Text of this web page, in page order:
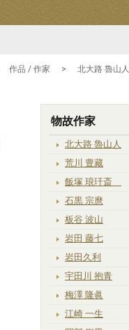
作品 / 作家 > 北大路 魯山人
物故作家
北大路 魯山人
荒川 豊藏
飯塚 琅玕斎
石黒 宗麿
板谷 波山
岩田 藤七
岩田久利
宇田川 抱青
梅澤 隆眞
江崎 一生